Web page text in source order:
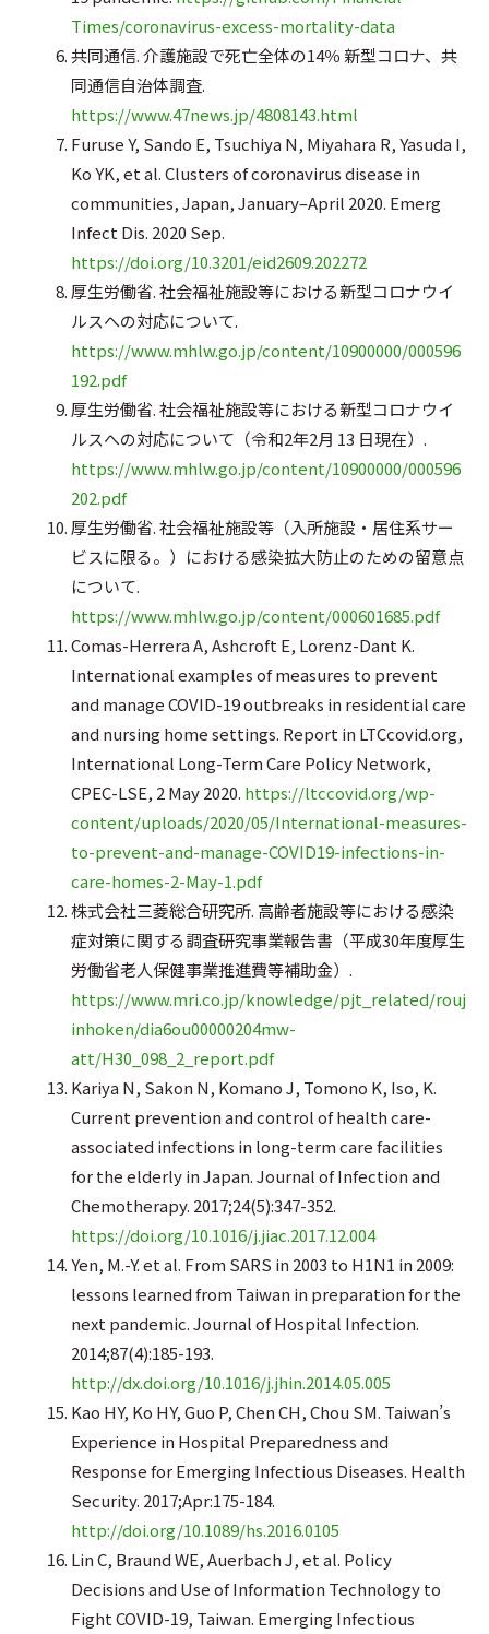
Times/coronavirus-excess-mortality-data
共同通信. 介護施設で死亡全体の14％ 新型コロナ、共
同通信自治体調査.
https://www.47news.jp/4808143.html
Furuse Y, Sando E, Tsuchiya N, Miyahara R, Yasuda I,
Ko YK, et al. Clusters of coronavirus disease in
communities, Japan, January–April 2020. Emerg
Infect Dis. 2020 Sep.
https://doi.org/10.3201/eid2609.202272
厚生労働省. 社会福祉施設等における新型コロナウイ
ルスへの対応について.
https://www.mhlw.go.jp/content/10900000/000596
192.pdf
厚生労働省. 社会福祉施設等における新型コロナウイ
ルスへの対応について（令和2年2月 13 日現在）.
https://www.mhlw.go.jp/content/10900000/000596
202.pdf
厚生労働省. 社会福祉施設等（入所施設・居住系サー
ビスに限る。）における感染拡大防止のための留意点
について.
https://www.mhlw.go.jp/content/000601685.pdf
Comas-Herrera A, Ashcroft E, Lorenz-Dant K.
International examples of measures to prevent
and manage COVID-19 outbreaks in residential care
and nursing home settings. Report in LTCcovid.org,
International Long-Term Care Policy Network,
CPEC-LSE, 2 May 2020. https://ltccovid.org/wp-
content/uploads/2020/05/International-measures-
to-prevent-and-manage-COVID19-infections-in-
care-homes-2-May-1.pdf
株式会社三菱総合研究所. 高齢者施設等における感染
症対策に関する調査研究事業報告書（平成30年度厚生
労働省老人保健事業推進費等補助金）.
https://www.mri.co.jp/knowledge/pjt_related/rouj
inhoken/dia6ou00000204mw-
att/H30_098_2_report.pdf
Kariya N, Sakon N, Komano J, Tomono K, Iso, K.
Current prevention and control of health care-
associated infections in long-term care facilities
for the elderly in Japan. Journal of Infection and
Chemotherapy. 2017;24(5):347-352.
https://doi.org/10.1016/j.jiac.2017.12.004
Yen, M.-Y. et al. From SARS in 2003 to H1N1 in 2009:
lessons learned from Taiwan in preparation for the
next pandemic. Journal of Hospital Infection.
2014;87(4):185-193.
http://dx.doi.org/10.1016/j.jhin.2014.05.005
Kao HY, Ko HY, Guo P, Chen CH, Chou SM. Taiwan’s
Experience in Hospital Preparedness and
Response for Emerging Infectious Diseases. Health
Security. 2017;Apr:175-184.
http://doi.org/10.1089/hs.2016.0105
Lin C, Braund WE, Auerbach J, et al. Policy
Decisions and Use of Information Technology to
Fight COVID-19, Taiwan. Emerging Infectious